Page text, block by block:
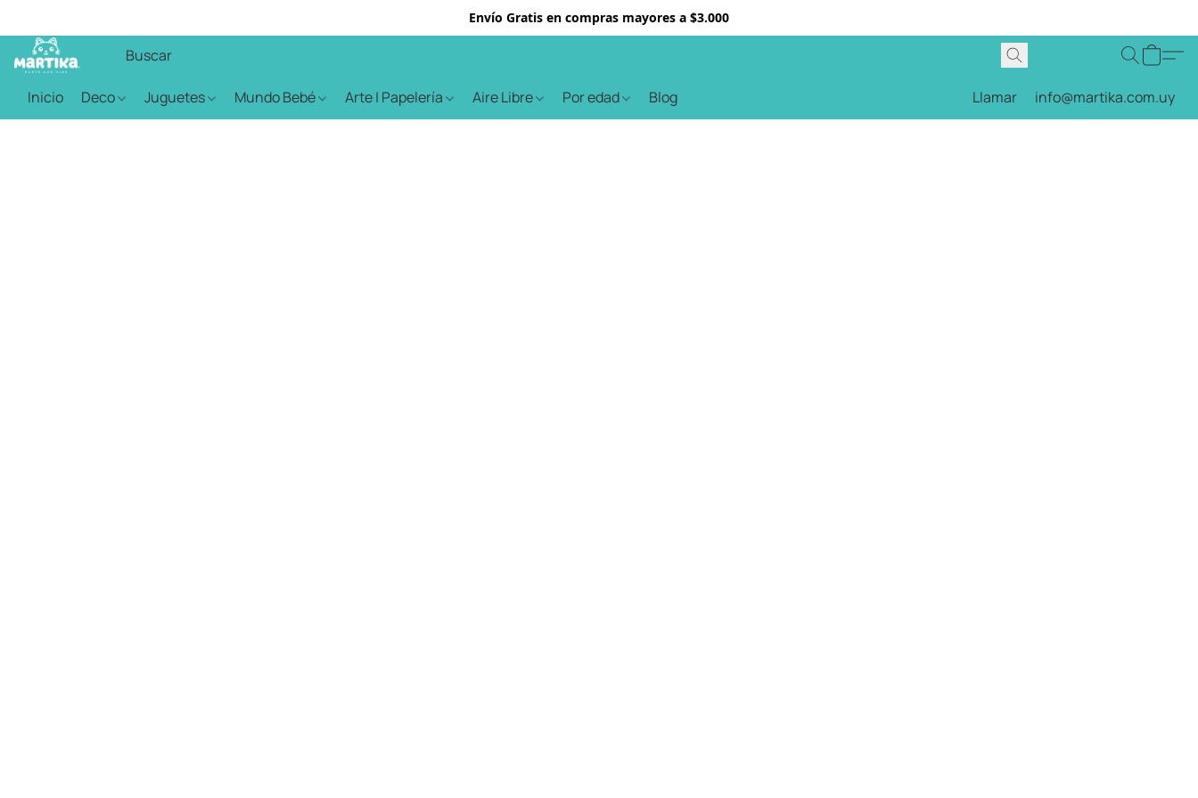
Envío Gratis en compras mayores a $3.000
Inicio Deco Juguetes Mundo Bebé Arte | Papelería Aire Libre Por edad Blog Llamar info@martika.com.uy